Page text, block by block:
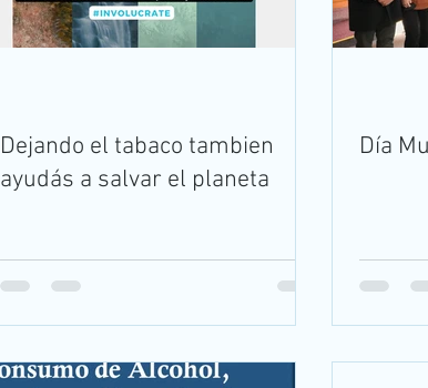
Dejando el tabaco tambien
ayudás a salvar el planeta
Día